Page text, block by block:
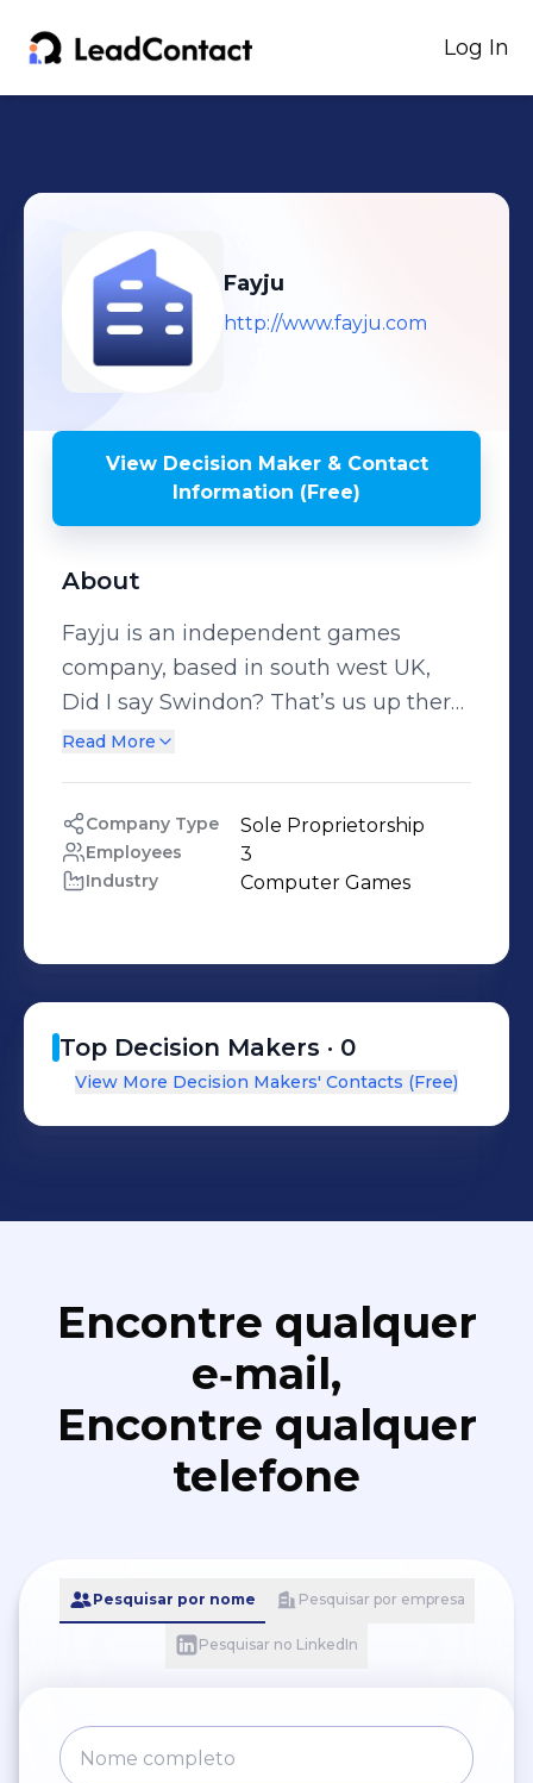
Log In
Fayju
http://www.fayju.com
View Decision Maker & Contact
Information (Free)
About
Fayju is an independent games
company, based in south west UK,
Did I say Swindon? That’s us up there
above the Wyvern Theatre. We love
motives for building our projects and
just a quest for awesomeness, which
Read More
Company Type Sole Proprietorship
Employees 3
Industry Computer Games
Top Decision Makers · 0
View More Decision Makers' Contacts (Free)
Encontre qualquer
e‑mail,
Encontre qualquer
telefone
Pesquisar por nome Pesquisar por empresa
Pesquisar no LinkedIn